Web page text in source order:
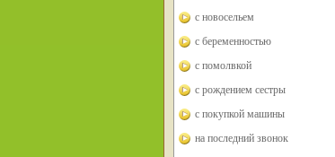
с новосельем
с беременностью
с помолвкой
с рождением сестры
с покупкой машины
на последний звонок